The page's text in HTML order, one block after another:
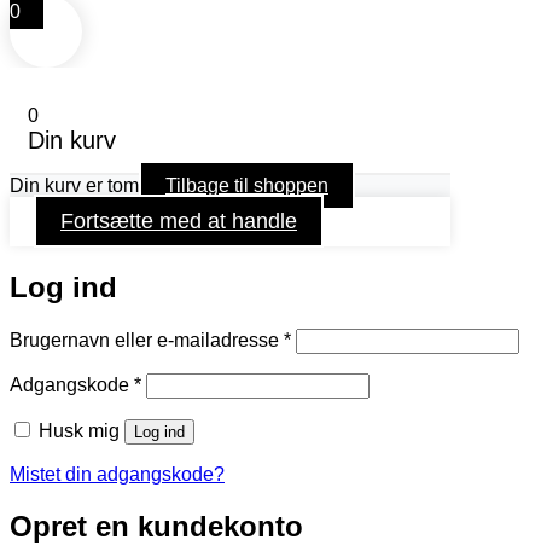
0
0
Din kurv
Din kurv er tom Tilbage til shoppen
Fortsætte med at handle
Log ind
Brugernavn eller e-mailadresse *Påkrævet
Adgangskode *Påkrævet
Husk mig Log ind
Mistet din adgangskode?
Opret en kundekonto